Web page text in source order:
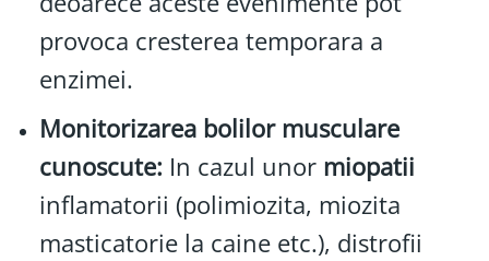
provoca cresterea temporara a
enzimei.
Monitorizarea bolilor musculare
cunoscute: In cazul unor miopatii
inflamatorii (polimiozita, miozita
masticatorie la caine etc.), distrofii